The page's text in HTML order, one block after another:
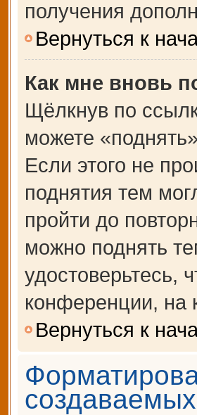
получения
Вернуться к
Как мне вновь
Щёлкнув по
можете
Если этого не
поднятия тем
пройти до
можно поднять
удостоверьтесь,
конференции, на
Вернуться к